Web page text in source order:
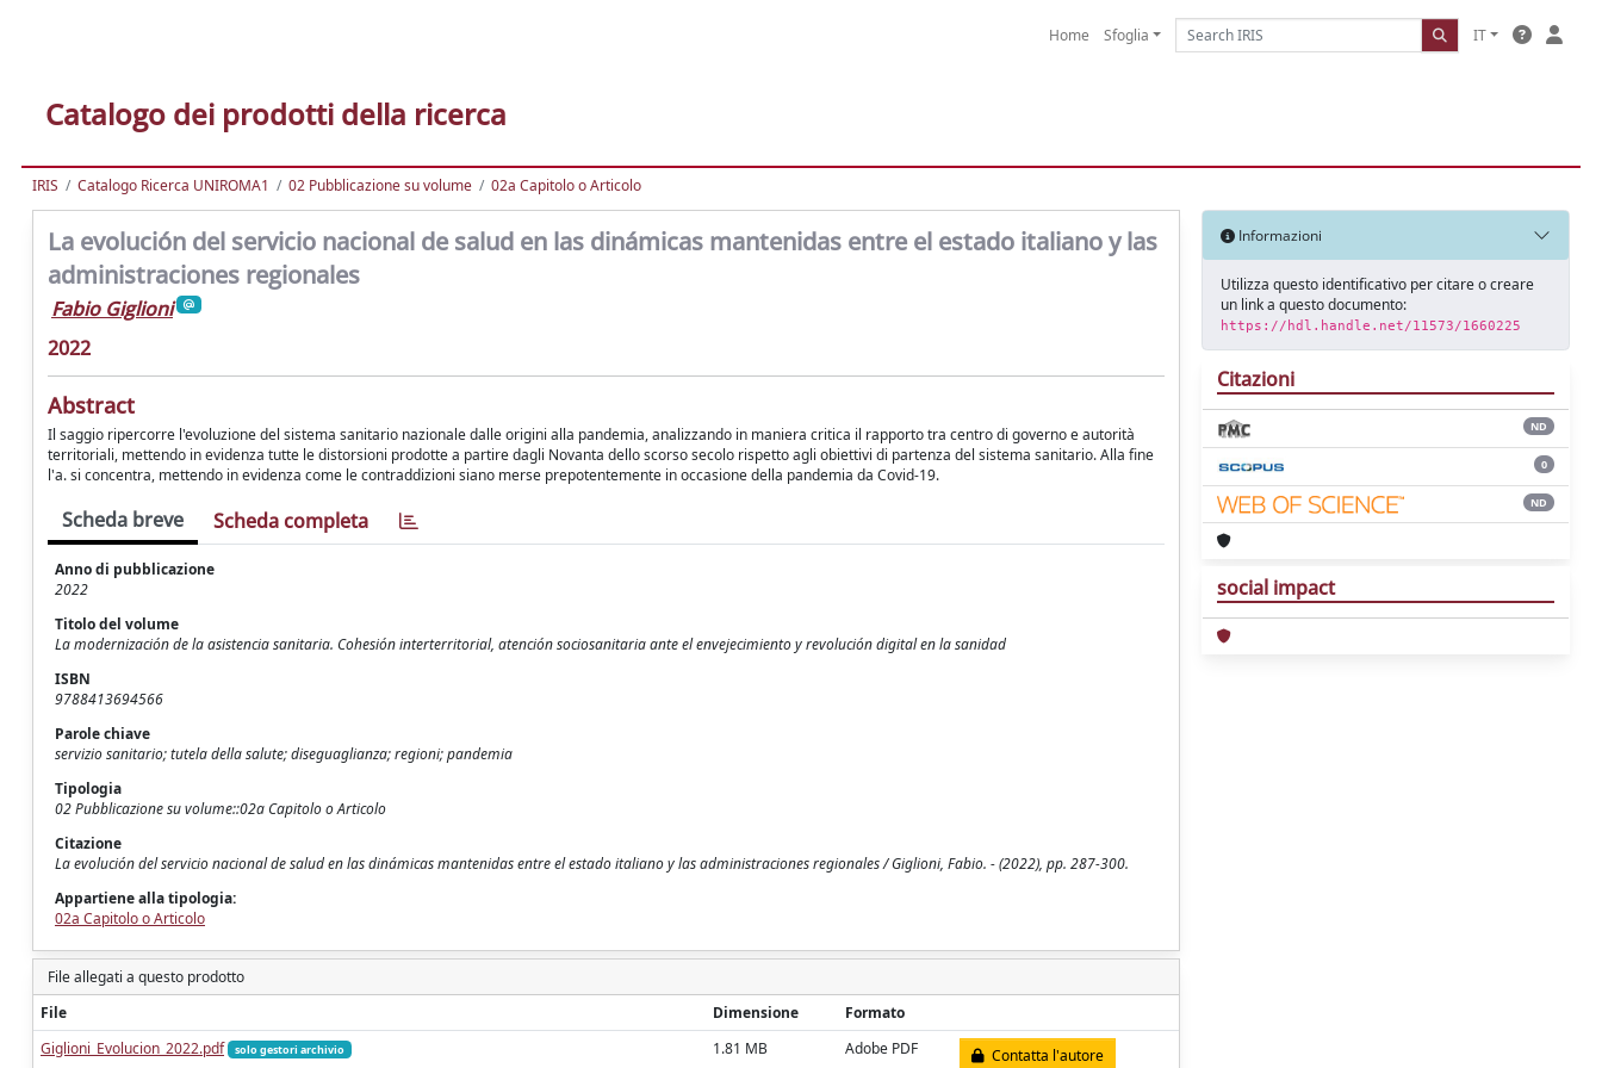
Home Sfoglia IT
Catalogo dei prodotti della ricerca
IRIS Catalogo Ricerca UNIROMA1 02 Pubblicazione su volume 02a Capitolo o Articolo
La evolución del servicio nacional de salud en las dinámicas mantenidas entre el estado italiano y las
administraciones regionales
Fabio Giglioni
2022
Abstract
Il saggio ripercorre l'evoluzione del sistema sanitario nazionale dalle origini alla pandemia, analizzando in maniera critica il rapporto tra centro di governo e autorità
territoriali, mettendo in evidenza tutte le distorsioni prodotte a partire dagli Novanta dello scorso secolo rispetto agli obiettivi di partenza del sistema sanitario. Alla fine
l'a. si concentra, mettendo in evidenza come le contraddizioni siano merse prepotentemente in occasione della pandemia da Covid-19.
Scheda breve Scheda completa
Anno di pubblicazione
2022
Titolo del volume
La modernización de la asistencia sanitaria. Cohesión interterritorial, atención sociosanitaria ante el envejecimiento y revolución digital en la sanidad
ISBN
9788413694566
Parole chiave
servizio sanitario; tutela della salute; diseguaglianza; regioni; pandemia
Tipologia
02 Pubblicazione su volume::02a Capitolo o Articolo
Citazione
La evolución del servicio nacional de salud en las dinámicas mantenidas entre el estado italiano y las administraciones regionales / Giglioni, Fabio. - (2022), pp. 287-300.
Appartiene alla tipologia:
02a Capitolo o Articolo
File allegati a questo prodotto
File
Dimensione
Formato
Giglioni_Evolucion_2022.pdf
solo gestori archivio 1.81 MB Adobe PDF Contatta l'autore
Informazioni
Utilizza questo identificativo per citare o creare
un link a questo documento:
https://hdl.handle.net/11573/1660225
Citazioni
ND
0
ND
social impact